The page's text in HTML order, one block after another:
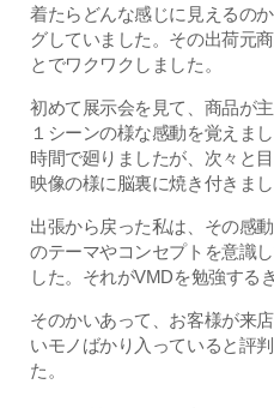
着たらどんな感じに見えるの
グしていました。その出荷元
とでワクワクしました。
初めて展示会を見て、商品が
１シーンの様な感動を覚えま
時間で廻りましたが、次々と
映像の様に脳裏に焼き付きまし
出張から戻った私は、その感
のテーマやコンセプトを意識
した。それがVMDを勉強する
そのかいあって、お客様が来
いモノばかり入っていると評
た。